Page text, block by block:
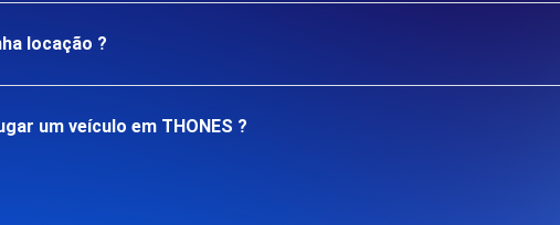
locação ?
um veículo em THONES ?